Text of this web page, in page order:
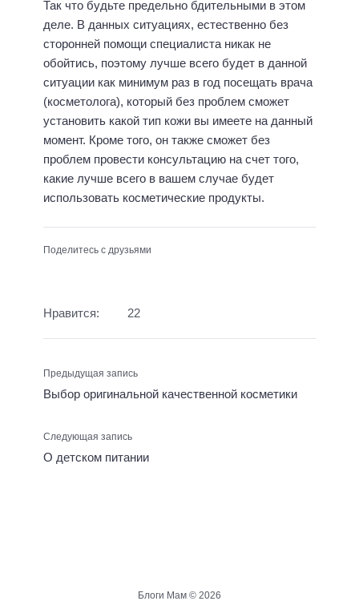
Так что будьте предельно бдительными в этом
деле. В данных ситуациях, естественно без
сторонней помощи специалиста никак не
обойтись, поэтому лучше всего будет в данной
ситуации как минимум раз в год посещать врача
(косметолога), который без проблем сможет
установить какой тип кожи вы имеете на данный
момент. Кроме того, он также сможет без
проблем провести консультацию на счет того,
какие лучше всего в вашем случае будет
использовать косметические продукты.
Поделитесь с друзьями
Нравится: 22
Предыдущая запись
Выбор оригинальной качественной косметики
Следующая запись
О детском питании
Блоги Мам © 2026